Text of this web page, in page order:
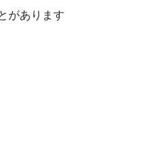
があります